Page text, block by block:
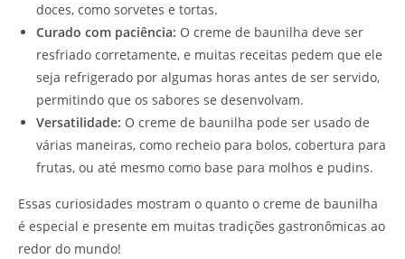
doces, como sorvetes e tortas.
Curado com paciência: O creme de baunilha deve ser
resfriado corretamente, e muitas receitas pedem que ele
seja refrigerado por algumas horas antes de ser servido,
permitindo que os sabores se desenvolvam.
Versatilidade: O creme de baunilha pode ser usado de
várias maneiras, como recheio para bolos, cobertura para
frutas, ou até mesmo como base para molhos e pudins.
Essas curiosidades mostram o quanto o creme de baunilha
é especial e presente em muitas tradições gastronômicas ao
redor do mundo!